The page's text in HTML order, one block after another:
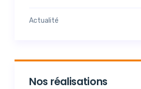
Actualité
Nos réalisations